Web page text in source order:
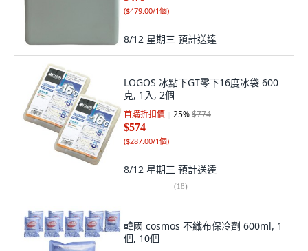
($479.00/1個)
8/12 星期三 預計送達
LOGOS 冰點下GT零下16度冰袋 600
克, 1入, 2個
首購折扣價 25%$774
$574
($287.00/1個)
8/12 星期三 預計送達
(18)
韓國 cosmos 不織布保冷劑 600ml, 1
個, 10個